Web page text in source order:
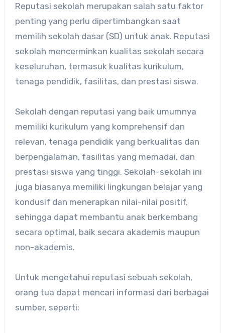
Reputasi sekolah merupakan salah satu faktor
penting yang perlu dipertimbangkan saat
memilih sekolah dasar (SD) untuk anak. Reputasi
sekolah mencerminkan kualitas sekolah secara
keseluruhan, termasuk kualitas kurikulum,
tenaga pendidik, fasilitas, dan prestasi siswa.
Sekolah dengan reputasi yang baik umumnya
memiliki kurikulum yang komprehensif dan
relevan, tenaga pendidik yang berkualitas dan
berpengalaman, fasilitas yang memadai, dan
prestasi siswa yang tinggi. Sekolah-sekolah ini
juga biasanya memiliki lingkungan belajar yang
kondusif dan menerapkan nilai-nilai positif,
sehingga dapat membantu anak berkembang
secara optimal, baik secara akademis maupun
non-akademis.
Untuk mengetahui reputasi sebuah sekolah,
orang tua dapat mencari informasi dari berbagai
sumber, seperti: